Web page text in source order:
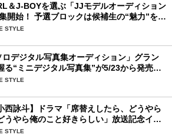
＆J-BOYを選ぶ「JJモデルオーディション
開始！ 予選ブロックは候補生の“魅力”を重
ステム」に変わります
STYLE
デジタル写真集オーディション」グラン
る“ミニデジタル写真集”が5/23から発売！
トの個性あふれる18冊
STYLE
西詠斗】ドラマ「席替えしたら、どうやら
うやら俺のこと好きらしい」放送記念イン
自然と詠斗くんが可愛く見えたんです」
STYLE